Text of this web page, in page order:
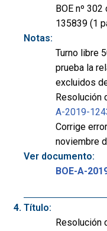
BOE nº
135839 (1
Notas:
Turno libre
prueba la
excluidos
Resolución
A-2019-
Corrige
noviembre
Ver documento:
BOE-A-
Título:
Resolución